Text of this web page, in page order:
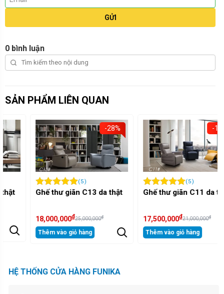
GỬI
0 bình luận
SẢN PHẨM LIÊN QUAN
-28%
(5)
Ghế thư giãn C13 da thật
18,000,000₫25,000,000₫
Thêm vào giỏ hàng
(5)
Ghế thư giãn C11 da thật:
17,500,000₫21,000,000₫
Thêm vào giỏ hàng
HỆ THỐNG CỬA HÀNG FUNIKA